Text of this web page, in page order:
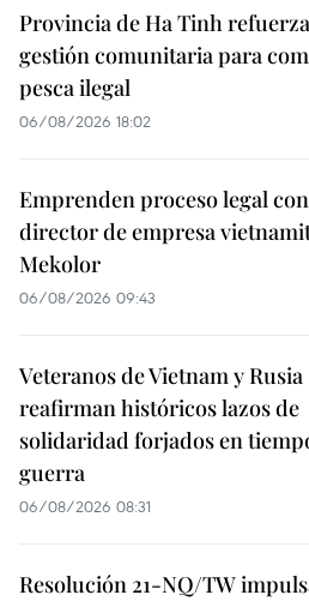
Provincia de Ha Tinh
gestión comunitaria para
pesca ilegal
06/08/2026 18:02
Emprenden proceso legal
director de empresa
Mekolor
06/08/2026 09:43
Veteranos de Vietnam y Rusia
reafirman históricos lazos de
solidaridad forjados en
guerra
06/08/2026 08:31
Resolución 21-NQ/TW